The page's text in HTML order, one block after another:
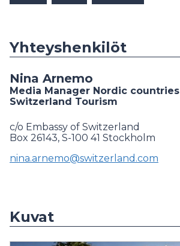
Yhteyshenkilöt
Nina Arnemo
Media Manager Nordic countries
Switzerland Tourism
c/o Embassy of Switzerland
Box 26143, S-100 41 Stockholm
nina.arnemo@switzerland.com
Kuvat